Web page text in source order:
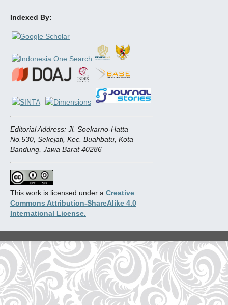
Indexed By:
Editorial Address: Jl. Soekarno-Hatta
No.530, Sekejati, Kec. Buahbatu, Kota
Bandung, Jawa Barat 40286
This work is licensed under a Creative
Commons Attribution-ShareAlike 4.0
International License.